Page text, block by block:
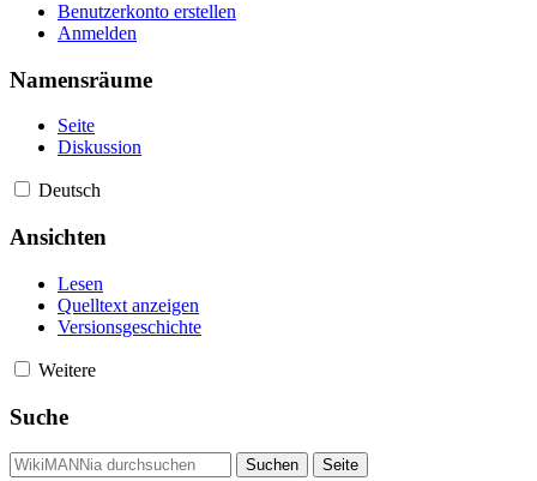
Benutzerkonto erstellen
Anmelden
Namensräume
Seite
Diskussion
Deutsch
Ansichten
Lesen
Quelltext anzeigen
Versionsgeschichte
Weitere
Suche